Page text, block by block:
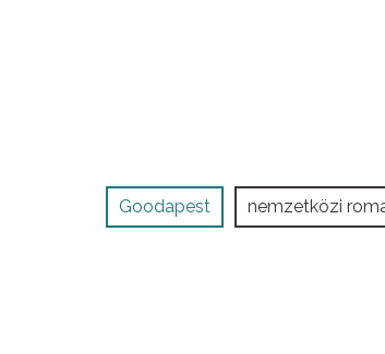
Goodapest nemzetközi